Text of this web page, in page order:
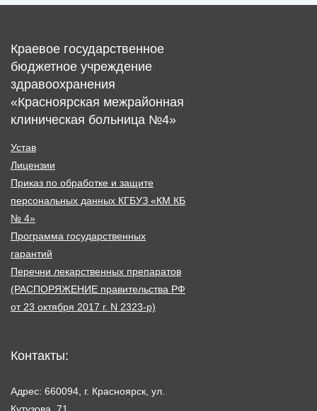
Краевое государственное
бюджетное учреждение
здравоохранения
«Красноярская межрайонная
клиническая больница №4»
Устав
Лицензии
Приказ по обработке и защите
персональных данных КГБУЗ «КМ КБ
№ 4»
Программа государственных
гарантий
Перечни лекарственных препаратов
(РАСПОРЯЖЕНИЕ правительства РФ
от 23 октября 2017 г. N 2323-р)
Контакты:
Адрес: 660094, г. Красноярск, ул.
Кутузова, 71